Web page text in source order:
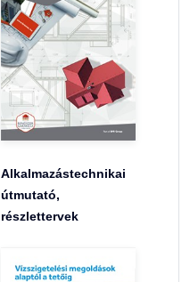
Alkalmazástechnikai
útmutató,
részlettervek